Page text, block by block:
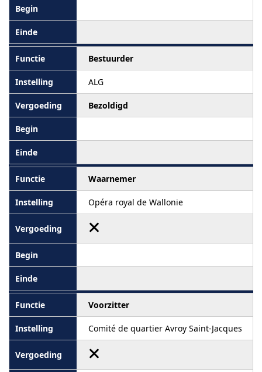
Bestuurder
ALG
Bezoldigd
Waarnemer
Opéra royal de Wallonie
Voorzitter
Comité de quartier Avroy Saint-Jacques